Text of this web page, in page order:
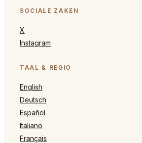
SOCIALE ZAKEN
X
Instagram
TAAL & REGIO
English
Deutsch
Español
Italiano
Français